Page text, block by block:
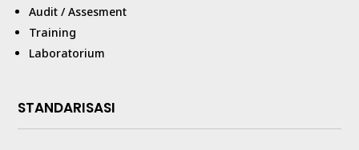
Audit / Assesment
Training
Laboratorium
STANDARISASI